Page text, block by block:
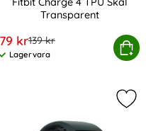
3 / 4 Silver
Transparent
rea pris
79 krtidigare pris
139 kr
Tillgänglighet:
Lagervara
Köp
Fitbit Charge 4 TPU
fitbit Charge 4/3 Silikon